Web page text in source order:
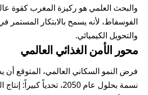
والبحث العلمي هو ركيزة المغرب كقوة
الفوسفاط، لأنه يسمح بالابتكار المستمر
والتحويل الكيميائي.
محور الأمن الغذائي العالمي
نسمة بحلول عام 2050، تحدياً